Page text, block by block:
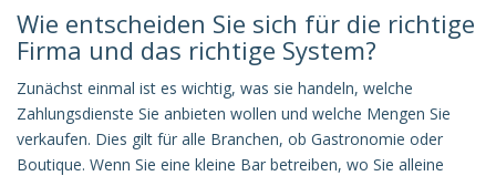
Wie entscheiden Sie sich für die richtige
Firma und das richtige System?
Zunächst einmal ist es wichtig, was sie handeln, welche
Zahlungsdienste Sie anbieten wollen und welche Mengen Sie
verkaufen. Dies gilt für alle Branchen, ob Gastronomie oder
Boutique. Wenn Sie eine kleine Bar betreiben, wo Sie alleine